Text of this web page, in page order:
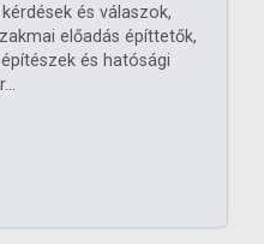
és válaszok,
előadás építtetők,
és hatósági